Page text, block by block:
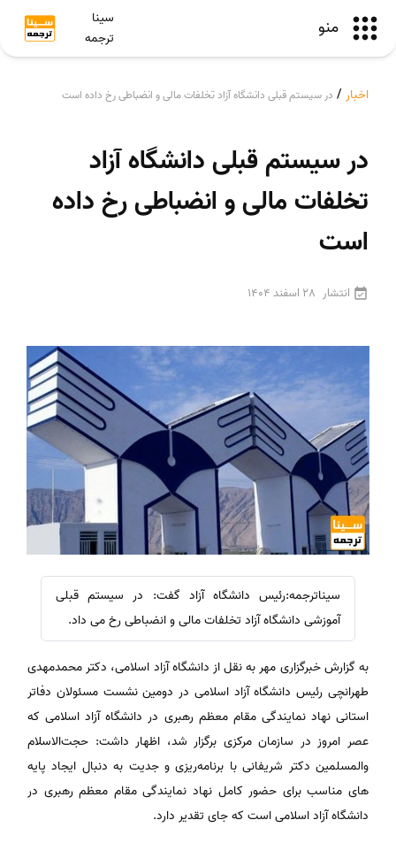
منو
سینا
ترجمه
اخبار / در سیستم قبلی دانشگاه آزاد تخلفات مالی و انضباطی رخ داده است
در سیستم قبلی دانشگاه آزاد
تخلفات مالی و انضباطی رخ داده
است
انتشار 28 اسفند 1404
سیناترجمه:رئیس دانشگاه آزاد گفت: در سیستم قبلی
آموزشی دانشگاه آزاد تخلفات مالی و انضباطی رخ می داد.
به گزارش خبرگزاری مهر به نقل از دانشگاه آزاد اسلامی، دکتر محمدمهدی
طهرانچی رئیس دانشگاه آزاد اسلامی در دومین نشست مسئولان دفاتر
استانی نهاد نمایندگی مقام معظم رهبری در دانشگاه آزاد اسلامی که
عصر امروز در سازمان مرکزی برگزار شد، اظهار داشت: حجت‌الاسلام
والمسلمین دکتر شریفانی با برنامه‌ریزی و جدیت به دنبال ایجاد پایه
های مناسب برای حضور کامل نهاد نمایندگی مقام معظم رهبری در
دانشگاه آزاد اسلامی است که جای تقدیر دارد.